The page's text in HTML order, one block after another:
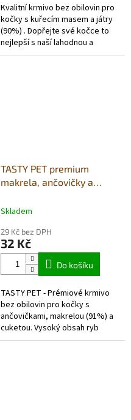
Kvalitní krmivo bez obilovin pro
kočky s kuřecím masem a játry
(90%) . Dopřejte své kočce to
nejlepší s naší lahodnou a
výživnou konzervou TASTY PET.
TASTY PET premium
makrela, ančovičky a
Skladem
29 Kč bez DPH
32 Kč
Do košíku
TASTY PET - Prémiové krmivo
bez obilovin pro kočky s
ančovičkami, makrelou (91%) a
cuketou. Vysoký obsah ryb
(91%): Krmivo Tasy Pet se